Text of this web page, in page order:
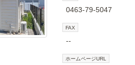
0463-79-5047
FAX
--
ホームページURL